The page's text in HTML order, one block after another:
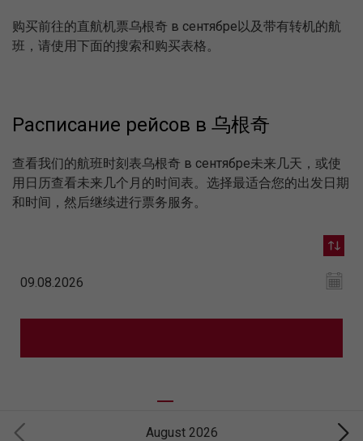
购买前往的直航机票乌根奇 в сентябре以及带有转机的航
班，请使用下面的搜索和购买表格。
Расписание рейсов в 乌根奇
查看我们的航班时刻表乌根奇 в сентябре未来几天，或使
用日历查看未来几个月的时间表。选择最适合您的出发日期
和时间，然后继续进行票务服务。
August 2026